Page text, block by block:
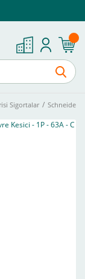
Sigortalar Schneider